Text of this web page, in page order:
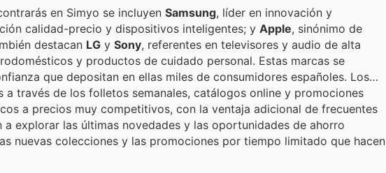
en Simyo se incluyen Samsung, líder en innovación y
calidad-precio y dispositivos inteligentes; y Apple, sinónimo de
destacan LG y Sony, referentes en televisores y audio de alta
y productos de cuidado personal. Estas marcas se
que depositan en ellas miles de consumidores españoles. Los
través de los folletos semanales, catálogos online y promociones
a precios muy competitivos, con la ventaja adicional de frecuentes
explorar las últimas novedades y las oportunidades de ahorro
nuevas colecciones y las promociones por tiempo limitado que hacen